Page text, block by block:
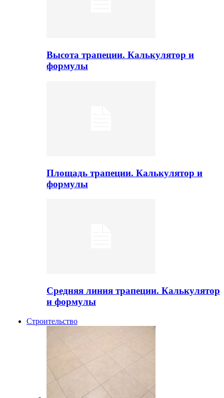
Высота трапеции. Калькулятор и
формулы
Площадь трапеции. Калькулятор и
формулы
Средняя линия трапеции. Калькулятор
и формулы
Строительство